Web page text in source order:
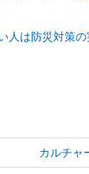
人は防災対策
カルチャ